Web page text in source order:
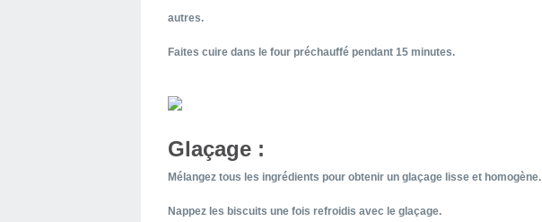
autres.
Faites cuire dans le four préchauffé pendant 15 minutes.
Glaçage :
Mélangez tous les ingrédients pour obtenir un glaçage lisse et homogène.
Nappez les biscuits une fois refroidis avec le glaçage.